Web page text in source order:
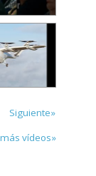
Siguiente»
vídeos»